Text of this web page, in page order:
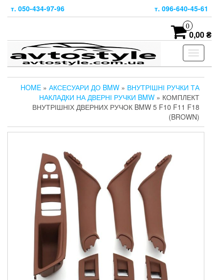
т. 050-434-97-96 т. 096-640-45-61
0
0,00 ₴
Toggle
HOME » АКСЕСУАРИ ДО BMW » ВНУТРІШНІ РУЧКИ ТА
НАКЛАДКИ НА ДВЕРНІ РУЧКИ BMW » КОМПЛЕКТ
ВНУТРІШНІХ ДВЕРНИХ РУЧОК BMW 5 F10 F11 F18
(BROWN)